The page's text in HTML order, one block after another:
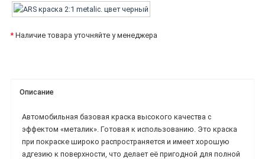
* Наличие товара уточняйте у менеджера
Описание
Автомобильная базовая краска высокого качества с
эффектом «металик». Готовая к использованию. Это краска
при покраске широко распространяется и имеет хорошую
адгезию к поверхности, что делает её пригодной для полной